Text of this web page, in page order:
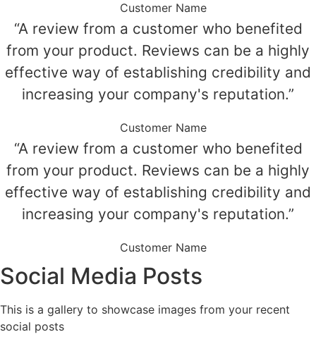
Customer Name
“A review from a customer who benefited
from your product. Reviews can be a highly
effective way of establishing credibility and
increasing your company's reputation.”
Customer Name
“A review from a customer who benefited
from your product. Reviews can be a highly
effective way of establishing credibility and
increasing your company's reputation.”
Customer Name
Social Media Posts
This is a gallery to showcase images from your recent
social posts